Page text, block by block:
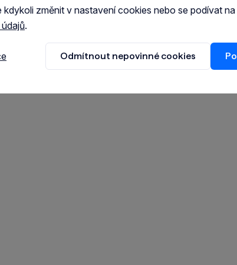
kdykoli změnit v nastavení cookies nebo se podívat na
.
Odmítnout nepovinné cookies